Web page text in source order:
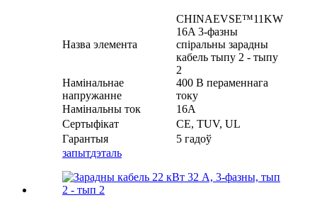
Назва элемента
CHINAEVSE™️11KW
16A 3-фазны
спіральны зарадны
кабель тыпу 2 - тыпу
2
Намінальнае
напружанне
400 В пераменнага
току
Намінальны ток
16А
Сертыфікат
CE, TUV, UL
Гарантыя
5 гадоў
запытдэталь